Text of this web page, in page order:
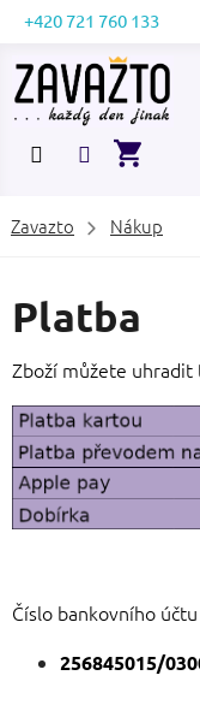
Přejít
obsah
+420 721 760 133
Zavazto
Nákup
Platba
Zboží můžete uhradit
Číslo bankovního
256845015/